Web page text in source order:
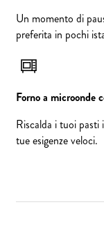
Un momento di
preferita in pochi
Forno a microonde
Riscalda i tuoi
tue esigenze veloci.